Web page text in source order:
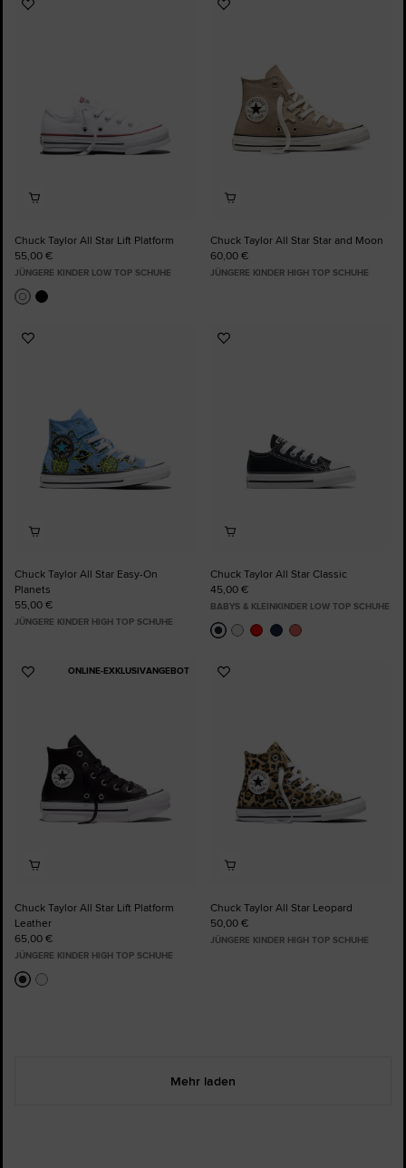
Zu
Chuck Taylor All Star Lift Platform
55,00 €
JÜNGERE KINDER LOW TOP SCHUHE
Zu
Chuck Taylor All Star Star and Moon
60,00 €
JÜNGERE KINDER HIGH TOP SCHUHE
Zu
Chuck Taylor All Star Easy-On
Planets
55,00 €
JÜNGERE KINDER HIGH TOP SCHUHE
Zu
Chuck Taylor All Star Classic
45,00 €
BABYS & KLEINKINDER LOW TOP SCHUHE
ONLINE-EXKLUSIVANGEBOT
Zu
Chuck Taylor All Star Lift Platform
Leather
65,00 €
JÜNGERE KINDER HIGH TOP SCHUHE
Zu
Chuck Taylor All Star Leopard
50,00 €
JÜNGERE KINDER HIGH TOP SCHUHE
Mehr laden